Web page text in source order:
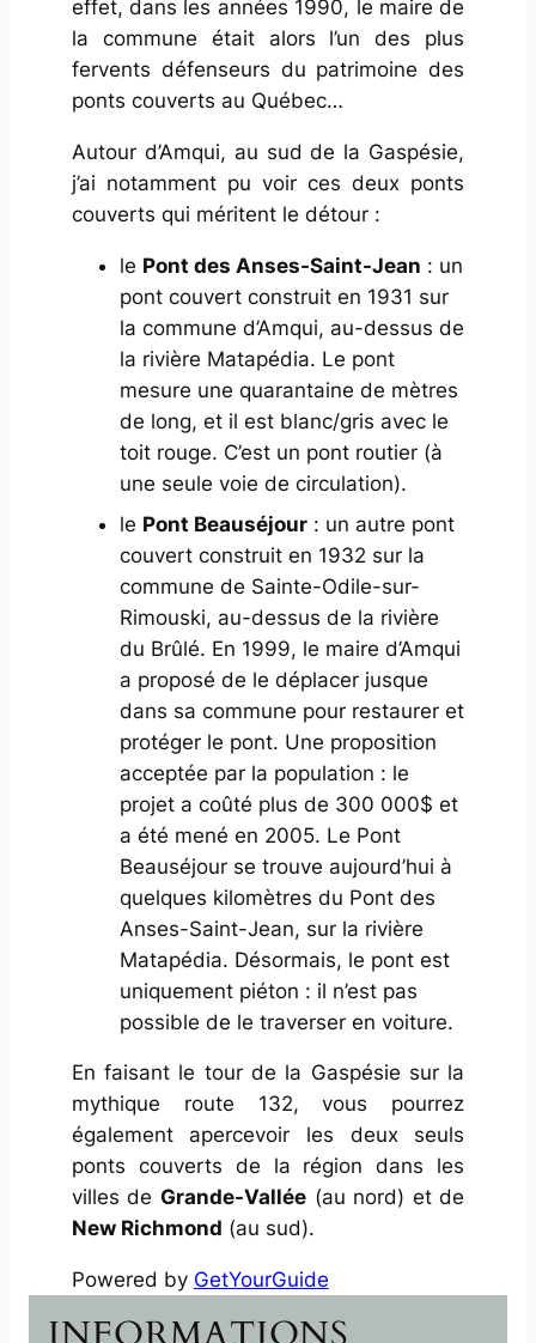
effet, dans les années 1990, le maire de
la commune était alors l’un des plus
fervents défenseurs du patrimoine des
ponts couverts au Québec…
Autour d’Amqui, au sud de la Gaspésie,
j’ai notamment pu voir ces deux ponts
couverts qui méritent le détour :
le Pont des Anses-Saint-Jean : un
pont couvert construit en 1931 sur
la commune d’Amqui, au-dessus de
la rivière Matapédia. Le pont
mesure une quarantaine de mètres
de long, et il est blanc/gris avec le
toit rouge. C’est un pont routier (à
une seule voie de circulation).
le Pont Beauséjour: un autre pont
couvert construit en 1932 sur la
commune de Sainte-Odile-sur-
Rimouski, au-dessus de la rivière
du Brûlé. En 1999, le maire d’Amqui
a proposé de le déplacer jusque
dans sa commune pour restaurer et
protéger le pont. Une proposition
acceptée par la population : le
projet a coûté plus de 300 000$ et
a été mené en 2005. Le Pont
Beauséjour se trouve aujourd’hui à
quelques kilomètres du Pont des
Anses-Saint-Jean, sur la rivière
Matapédia. Désormais, le pont est
uniquement piéton : il n’est pas
possible de le traverser en voiture.
En faisant le tour de la Gaspésie sur la
mythique route 132, vous pourrez
également apercevoir les deux seuls
ponts couverts de la région dans les
villes de Grande-Vallée(au nord) et de
New Richmond (au sud).
Powered by GetYourGuide